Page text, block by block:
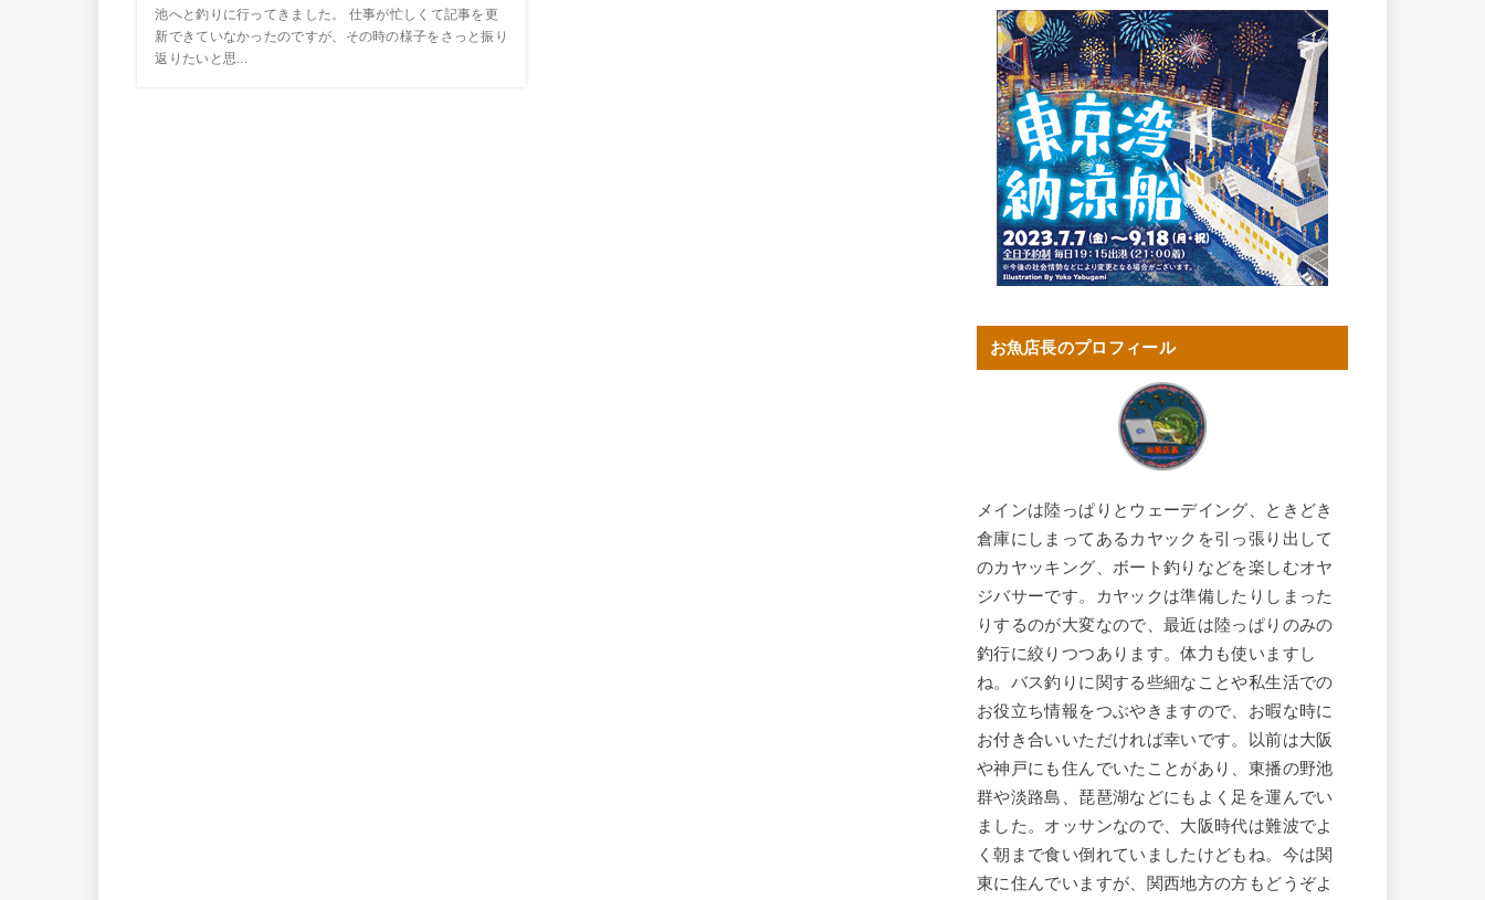
池へと釣りに行ってきました。 仕事が忙しくて記事を更
新できていなかったのですが、その時の様子をさっと振り
返りたいと思...
お魚店長のプロフィール
メインは陸っぱりとウェーデイング、ときどき
倉庫にしまってあるカヤックを引っ張り出して
のカヤッキング、ボート釣りなどを楽しむオヤ
ジバサーです。カヤックは準備したりしまった
りするのが大変なので、最近は陸っぱりのみの
釣行に絞りつつあります。体力も使いますし
ね。バス釣りに関する些細なことや私生活での
お役立ち情報をつぶやきますので、お暇な時に
お付き合いいただければ幸いです。以前は大阪
や神戸にも住んでいたことがあり、東播の野池
群や淡路島、琵琶湖などにもよく足を運んでい
ました。オッサンなので、大阪時代は難波でよ
く朝まで食い倒れていましたけどもね。今は関
東に住んでいますが、関西地方の方もどうぞよ